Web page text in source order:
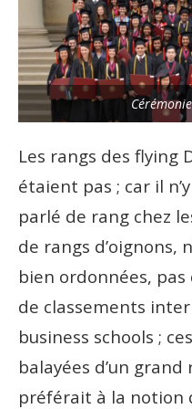
Les rangs des flying
étaient pas ; car il
parlé de rang chez
de rangs d’oignons,
bien ordonnées,
de classements
business schools ;
balayées d’un
préférait à la notion